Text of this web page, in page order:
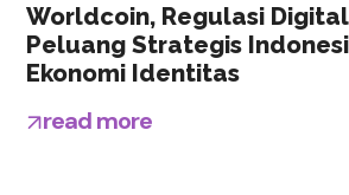
Worldcoin, Regulasi
Peluang Strategis
Ekonomi Identitas
read more